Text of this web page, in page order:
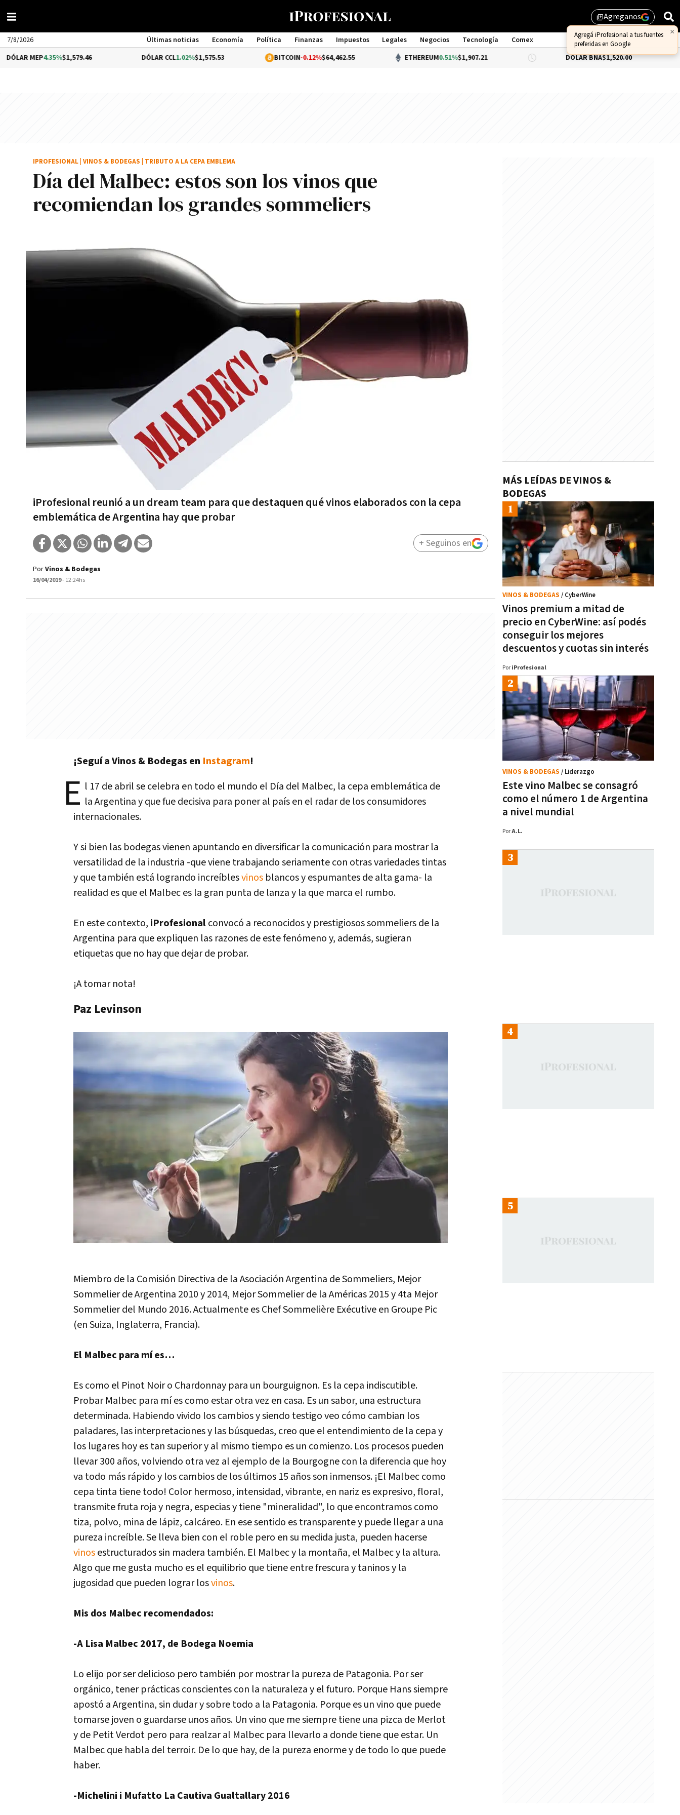
library_addAgreganos
×
Agregá iProfesional a tus fuentes
preferidas en Google
7/8/2026 Últimas noticias Economía Política Finanzas Impuestos Legales Negocios Tecnología
Comex
Management
4.35%$1,579.46 DÓLAR CCL1.02%$1,575.53 BITCOIN-0.12%$64,462.55 ETHEREUM0.51%$1,907.21 DÓLAR BNA$1,520.00 DÓLAR
Día del Malbec: estos son los vinos que
recomiendan los grandes sommeliers
iProfesional reunió a un dream team para que destaquen qué vinos elaborados con la cepa
emblemática de Argentina hay que probar
IPROFESIONAL VINOS & BODEGAS TRIBUTO A LA CEPA EMBLEMA
PorVinos & Bodegas
16/04/2019- 12:24hs
+ Seguinos en
¡Seguí a Vinos & Bodegas en Instagram!
E l 17 de abril se celebra en todo el mundo el Día del Malbec, la cepa emblemática de
la Argentina y que fue decisiva para poner al país en el radar de los consumidores
internacionales.
Y si bien las bodegas vienen apuntando en diversificar la comunicación para mostrar la
versatilidad de la industria -que viene trabajando seriamente con otras variedades tintas
y que también está logrando increíblesvinos blancos y espumantes de alta gama- la
realidad es que el Malbec es la gran punta de lanza y la que marca el rumbo.
En este contexto, iProfesionalconvocó a reconocidos y prestigiosos sommeliers de la
Argentina para que expliquen las razones de este fenómeno y, además, sugieran
etiquetas que no hay que dejar de probar.
¡A tomar nota!
Paz Levinson
Miembro de la Comisión Directiva de la Asociación Argentina de Sommeliers, Mejor
Sommelier de Argentina 2010 y 2014, Mejor Sommelier de la Américas 2015 y 4ta Mejor
Sommelier del Mundo 2016. Actualmente es Chef Sommelière Exécutive en Groupe Pic
(en Suiza, Inglaterra, Francia).
El Malbec para mí es…
Es como el Pinot Noir o Chardonnay para un bourguignon. Es la cepa indiscutible.
Probar Malbec para mí es como estar otra vez en casa. Es un sabor, una estructura
determinada. Habiendo vivido los cambios y siendo testigo veo cómo cambian los
paladares, las interpretaciones y las búsquedas, creo que el entendimiento de la cepa y
los lugares hoy es tan superior y al mismo tiempo es un comienzo. Los procesos pueden
llevar 300 años, volviendo otra vez al ejemplo de la Bourgogne con la diferencia que hoy
va todo más rápido y los cambios de los últimos 15 años son inmensos. ¡El Malbec como
cepa tinta tiene todo! Color hermoso, intensidad, vibrante, en nariz es expresivo, floral,
transmite fruta roja y negra, especias y tiene "mineralidad", lo que encontramos como
tiza, polvo, mina de lápiz, calcáreo. En ese sentido es transparente y puede llegar a una
pureza increíble. Se lleva bien con el roble pero en su medida justa, pueden hacerse
vinosestructurados sin madera también. El Malbec y la montaña, el Malbec y la altura.
Algo que me gusta mucho es el equilibrio que tiene entre frescura y taninos y la
jugosidad que pueden lograr losvinos.
Mis dos Malbec recomendados:
-A Lisa Malbec 2017, de Bodega Noemia
Lo elijo por ser delicioso pero también por mostrar la pureza de Patagonia. Por ser
orgánico, tener prácticas conscientes con la naturaleza y el futuro. Porque Hans siempre
apostó a Argentina, sin dudar y sobre todo a la Patagonia. Porque es un vino que puede
tomarse joven o guardarse unos años. Un vino que me siempre tiene una pizca de Merlot
y de Petit Verdot pero para realzar al Malbec para llevarlo a donde tiene que estar. Un
Malbec que habla del terroir. De lo que hay, de la pureza enorme y de todo lo que puede
haber.
-Michelini i Mufatto La Cautiva Gualtallary 2016
MÁS LEÍDAS DE VINOS &
BODEGAS
Vinos premium a mitad de
precio en CyberWine: así podés
conseguir los mejores
descuentos y cuotas sin interés
VINOS & BODEGAS / CyberWine
Por iProfesional
Este vino Malbec se consagró
como el número 1 de Argentina
a nivel mundial
VINOS & BODEGAS / Liderazgo
PorA.L.